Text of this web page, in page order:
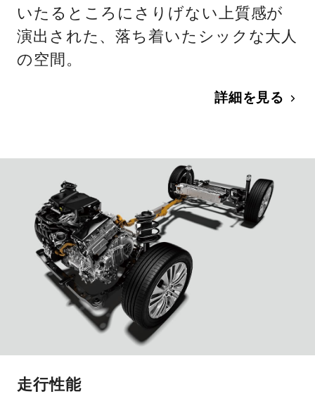
いたるところにさりげない上質感が
演出された、落ち着いたシックな大人
の空間。
詳細を見る
走行性能